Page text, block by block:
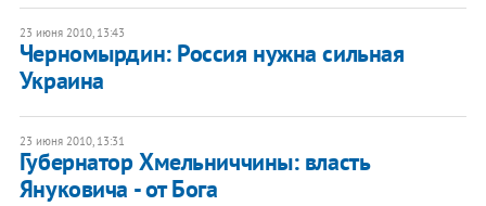
23 июня 2010, 13:43
Черномырдин: Россия нужна сильная
Украина
23 июня 2010, 13:31
Губернатор Хмельниччины: власть
Януковича - от Бога